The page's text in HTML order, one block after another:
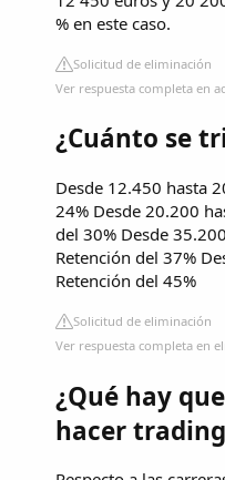
% en este caso.
Solicitud de eliminación
Ver respuesta completa en
¿Cuánto se
Desde 12.450 hasta
24% Desde 20.200
del 30% Desde
Retención del 37%
Retención del 45%
Solicitud de eliminación
Ver respuesta completa en
¿Qué hay
hacer